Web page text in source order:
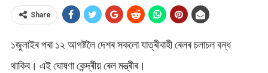
Share
১জুলাইৰ পৰা ১২ আগষ্টলৈ দেশৰ সকলো যাত্ৰীবাহী ৰেলৰ চলাচল বন্ধ
থাকিব। এই ঘোষণা কেন্দ্ৰীয় ৰেল মন্ত্ৰীৰ।